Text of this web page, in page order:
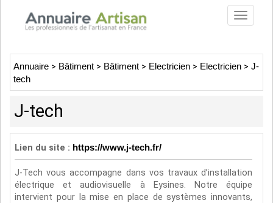
Toggle
Annuaire > Bâtiment > Bâtiment > Electricien > Electricien > J-
tech
J-tech
Lien du site : https://www.j-tech.fr/
J-Tech vous accompagne dans vos travaux d’installation
électrique et audiovisuelle à Eysines. Notre équipe
intervient pour la mise en place de systèmes innovants,